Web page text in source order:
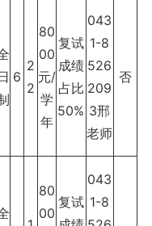
6
2
2
80
00
元/
学
年
复试
成绩
占比
50%
043
1-8
526
209
3邢
老师
否
80
00
复试
043
1-8